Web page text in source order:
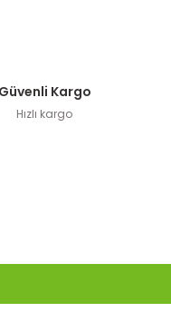
Güvenli Kargo
Hızlı kargo